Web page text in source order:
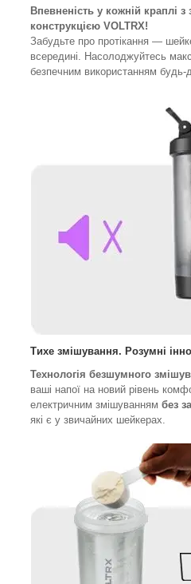
Впевненість у кожній краплі
конструкцією VOLTRX!
Забудьте про протікання —
всередині. Насолоджуйтесь
безпечним використанням будь-
Тихе змішування. Розумні
Технологія безшумного
ваші напої на новий рівень
електричним змішуванням без
які є у звичайних шейкерах.